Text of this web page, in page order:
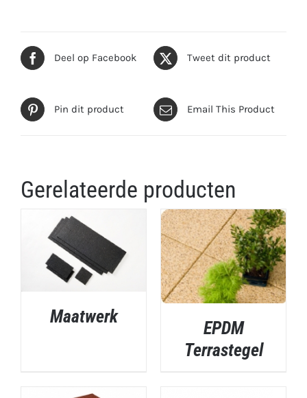
Deel op Facebook Tweet dit product
Pin dit product Email This Product
Gerelateerde producten
Maatwerk
DETAILS
EPDM
Terrastegel